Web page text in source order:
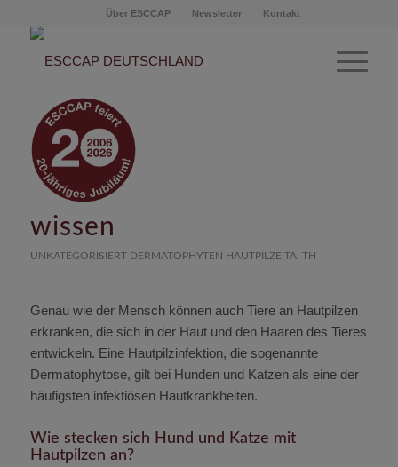
Über ESCCAP Newsletter Kontakt
Hautpilze bei Hund und
Katze – das sollten Sie
wissen
UNKATEGORISIERT DERMATOPHYTEN HAUTPILZE TA, TH
Genau wie der Mensch können auch Tiere an Hautpilzen
erkranken, die sich in der Haut und den Haaren des Tieres
entwickeln. Eine Hautpilzinfektion, die sogenannte
Dermatophytose, gilt bei Hunden und Katzen als eine der
häufigsten infektiösen Hautkrankheiten.
Wie stecken sich Hund und Katze mit
Hautpilzen an?